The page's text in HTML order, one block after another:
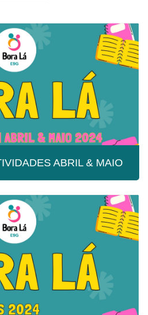
ABRIL & MAIO
ABRIL &
MAIO